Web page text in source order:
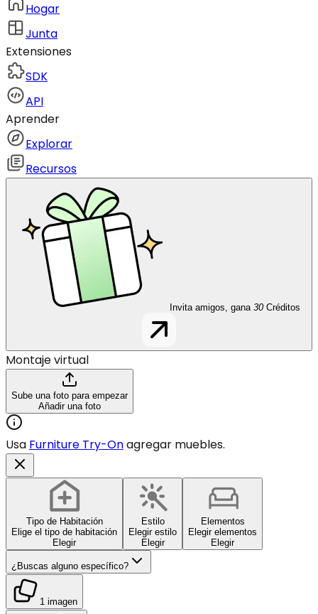
Hogar
Junta
Extensiones
SDK
API
Aprender
Explorar
Recursos
Invita amigos, gana 30 Créditos
Montaje virtual
Sube una foto para empezar
Añadir una foto
Usa Furniture Try-Onagregar muebles.
Tipo de Habitación
Elige el tipo de habitación
Elegir
Estilo
Elegir estilo
Elegir
Elementos
Elegir elementos
Elegir
¿Buscas alguno específico?
1 imagen